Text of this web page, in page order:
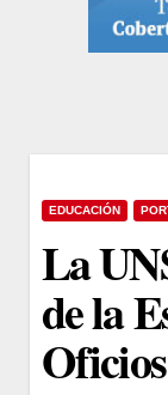
EDUCACIÓN
La
de la